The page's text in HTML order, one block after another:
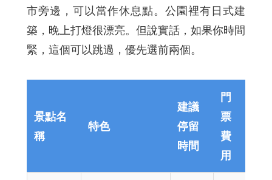
市旁邊，可以當作休息點。公園裡有日式建
築，晚上打燈很漂亮。但說實話，如果你時間
緊，這個可以跳過，優先選前兩個。
景點名
稱
特色
建議
停留
時間
門
票
費
用